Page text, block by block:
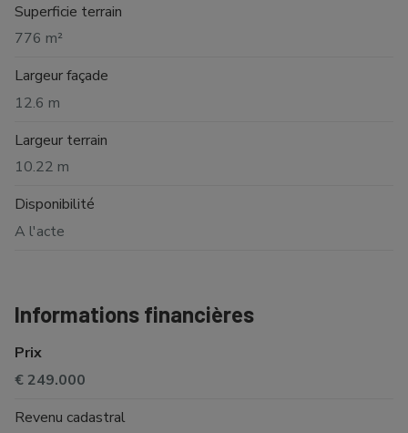
Superficie terrain
776 m²
Largeur façade
12.6 m
Largeur terrain
10.22 m
Disponibilité
A l'acte
Informations financières
Prix
€ 249.000
Revenu cadastral